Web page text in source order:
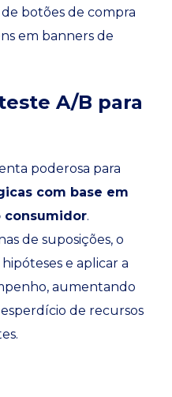
botões de compra
em banners de
A/B para
poderosa para
com base em
consumidor.
de suposições, o
e aplicar a
aumentando
de recursos